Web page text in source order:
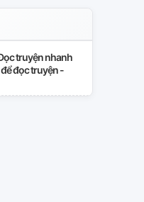
truyện nhanh
đọc truyện -